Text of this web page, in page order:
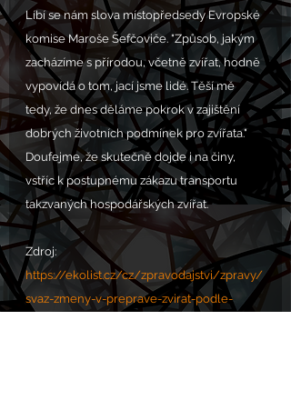
Líbí se nám slova místopředsedy Evropské
komise Maroše Šefčoviče. "Způsob, jakým
zacházíme s přírodou, včetně zvířat, hodně
vypovídá o tom, jací jsme lidé. Těší mě
tedy, že dnes děláme pokrok v zajištění
dobrých životních podmínek pro zvířata."
Doufejme, že skutečně dojde i na činy,
vstříc k postupnému zákazu transportu
takzvaných hospodářských zvířat.
Zdroj:
https://ekolist.cz/cz/zpravodajstvi/zpravy/
svaz-zmeny-v-preprave-zvirat-podle-